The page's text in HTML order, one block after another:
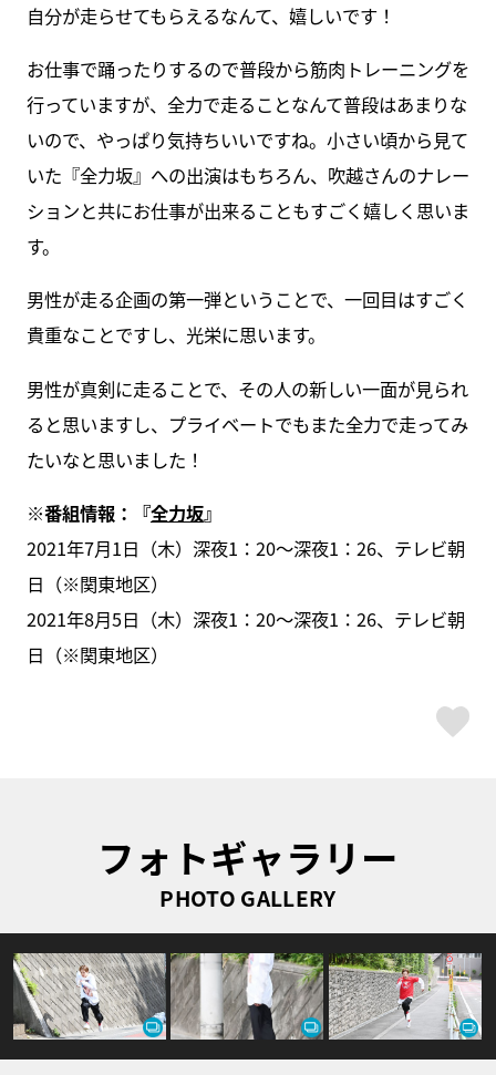
自分が走らせてもらえるなんて、嬉しいです！
お仕事で踊ったりするので普段から筋肉トレーニングを
行っていますが、全力で走ることなんて普段はあまりな
いので、やっぱり気持ちいいですね。小さい頃から見て
いた『全力坂』への出演はもちろん、吹越さんのナレー
ションと共にお仕事が出来ることもすごく嬉しく思いま
す。
男性が走る企画の第一弾ということで、一回目はすごく
貴重なことですし、光栄に思います。
男性が真剣に走ることで、その人の新しい一面が見られ
ると思いますし、プライベートでもまた全力で走ってみ
たいなと思いました！
※番組情報：『全力坂』
2021年7月1日（木）深夜1：20～深夜1：26、テレビ朝
日（※関東地区）
2021年8月5日（木）深夜1：20～深夜1：26、テレビ朝
日（※関東地区）
フォトギャラリー
PHOTO GALLERY